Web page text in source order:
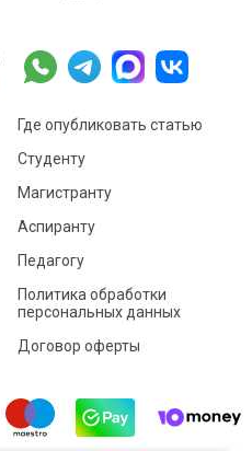
Где опубликовать статью
Студенту
Магистранту
Аспиранту
Педагогу
Политика обработки
персональных данных
Договор оферты